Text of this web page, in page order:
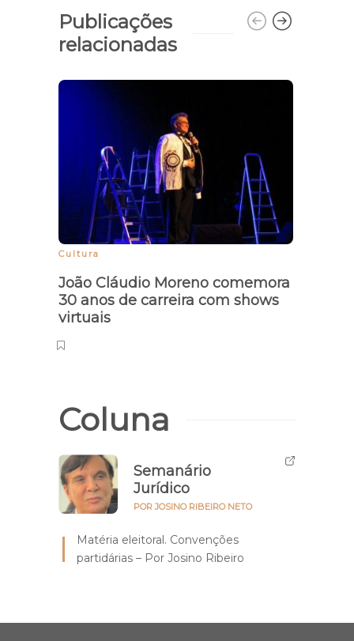
Publicações
relacionadas
Cultura
João Cláudio Moreno comemora
30 anos de carreira com shows
virtuais
Coluna
Semanário
Jurídico
POR JOSINO RIBEIRO NETO
Matéria eleitoral. Convenções
partidárias – Por Josino Ribeiro